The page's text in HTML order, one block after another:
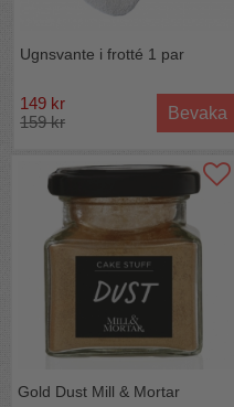
Ugnsvante i frotté 1 par
149 kr
159 kr
Bevaka
Gold Dust Mill & Mortar